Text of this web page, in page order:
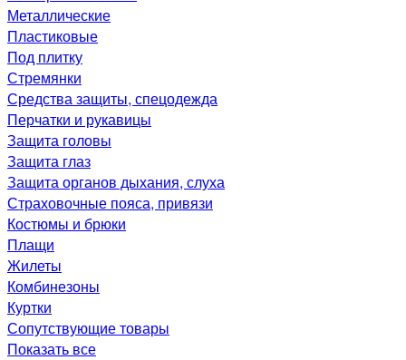
Металлические
Пластиковые
Под плитку
Стремянки
Средства защиты, спецодежда
Перчатки и рукавицы
Защита головы
Защита глаз
Защита органов дыхания, слуха
Страховочные пояса, привязи
Костюмы и брюки
Плащи
Жилеты
Комбинезоны
Куртки
Сопутствующие товары
Показать все